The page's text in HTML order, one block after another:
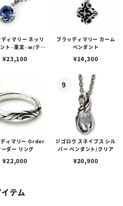
ィマリー ネッリ
ト -果実- w/ティ
¥23,100
ブラッディマリー カーム
ペンダント
¥14,300
ディマリー Order
ーダー リング
¥22,000
ジゴロウ スネイプス シル
バー ペンダント/クリア
¥20,900
テム